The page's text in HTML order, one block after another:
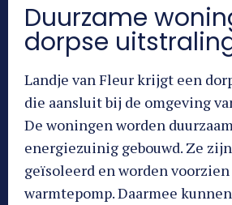
Duurzame
dorpse
Landje van Fleur krijgt een
die aansluit bij de omgeving
De woningen worden
energiezuinig gebouwd. Ze
geïsoleerd en worden
warmtepomp. Daarmee